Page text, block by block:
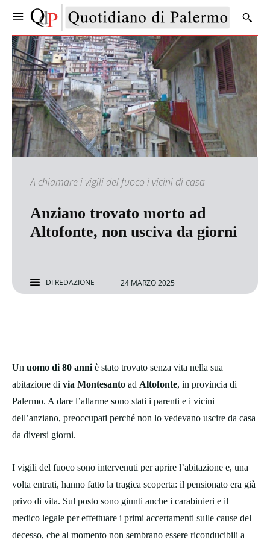
A chiamare i vigili del fuoco i vicini di casa
Anziano trovato morto ad
Altofonte, non usciva da giorni
DI REDAZIONE 24 MARZO 2025
Un uomo di 80 anni è stato trovato senza vita nella sua
abitazione di via Montesanto ad Altofonte, in provincia di
Palermo. A dare l’allarme sono stati i parenti e i vicini
dell’anziano, preoccupati perché non lo vedevano uscire da casa
da diversi giorni.
I vigili del fuoco sono intervenuti per aprire l’abitazione e, una
volta entrati, hanno fatto la tragica scoperta: il pensionato era già
privo di vita. Sul posto sono giunti anche i carabinieri e il
medico legale per effettuare i primi accertamenti sulle cause del
decesso, che al momento non sembrano essere riconducibili a